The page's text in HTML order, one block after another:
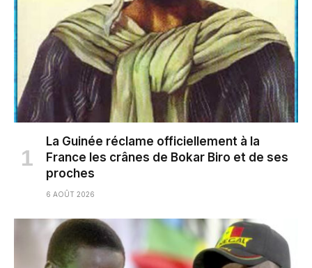
La Guinée réclame officiellement à la
France les crânes de Bokar Biro et de ses
proches
6 AOÛT 2026